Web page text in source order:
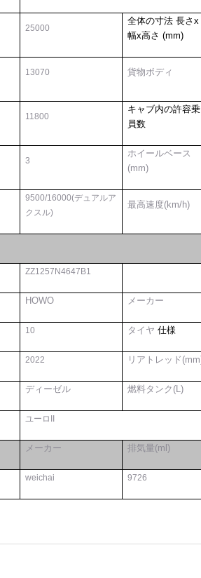
25000
全体の寸法 長さx
幅x高さ (mm)
13070 貨物ボディ
11800
キャブ内の許容乗
員数
3
ホイールベース
(mm)
9500/16000(デュアルア
クスル)
最高速度(km/h)
ZZ1257 N4647B1
HOWO メーカー
10 タイヤ 仕様
2022 リアトレッド
ディーゼル 燃料タンク(L)
ユーロII
メーカー 排気量(ml)
weichai 9726